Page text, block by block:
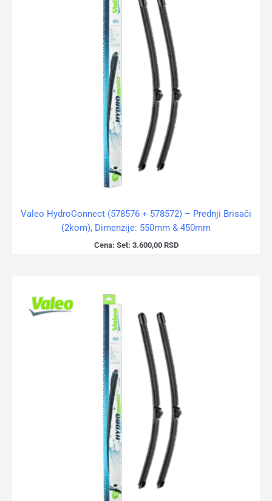
Valeo HydroConnect (578576 + 578572) – Prednji Brisači
(2kom), Dimenzije: 550mm & 450mm
Cena: Set: 3.600,00 RSD